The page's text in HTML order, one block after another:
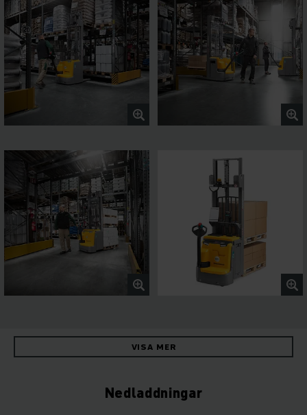
VISA MER
Nedladdningar